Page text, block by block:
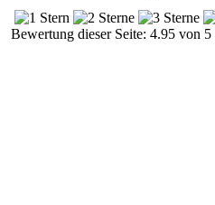
Bewertung dieser Seite: 4.95 von